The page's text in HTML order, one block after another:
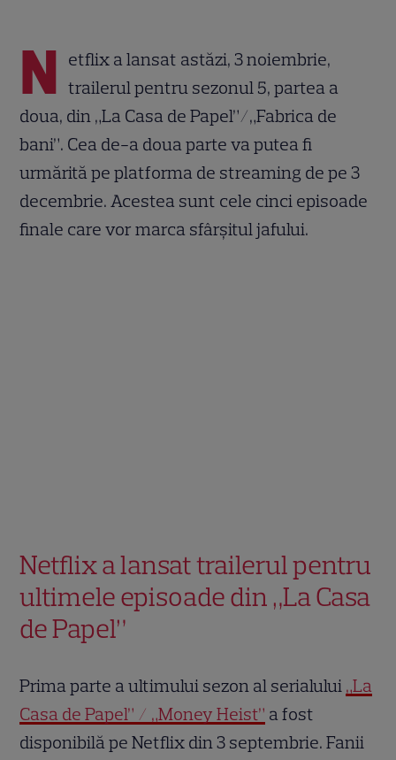
N etflix a lansat astăzi, 3 noiembrie,
trailerul pentru sezonul 5, partea a
doua, din „La Casa de Papel”/„Fabrica de
bani”. Cea de-a doua parte va putea fi
urmărită pe platforma de streaming de pe 3
decembrie. Acestea sunt cele cinci episoade
finale care vor marca sfârșitul jafului.
Netflix a lansat trailerul pentru
ultimele episoade din „La Casa
de Papel”
Prima parte a ultimului sezon al serialului „La
Casa de Papel” / „Money Heist” a fost
disponibilă pe Netflix din 3 septembrie. Fanii